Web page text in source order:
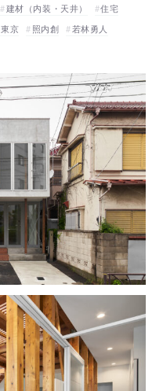
建材（内装・天井）
住宅
東京 照内創 若林勇人